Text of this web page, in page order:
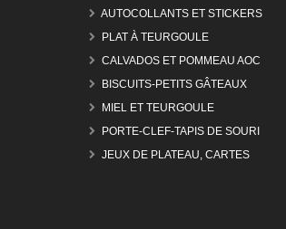
AUTOCOLLANTS ET STICKERS
PLAT À TEURGOULE
CALVADOS ET POMMEAU AOC
BISCUITS-PETITS GÂTEAUX
MIEL ET TEURGOULE
PORTE-CLEF-TAPIS DE SOURI
JEUX DE PLATEAU, CARTES